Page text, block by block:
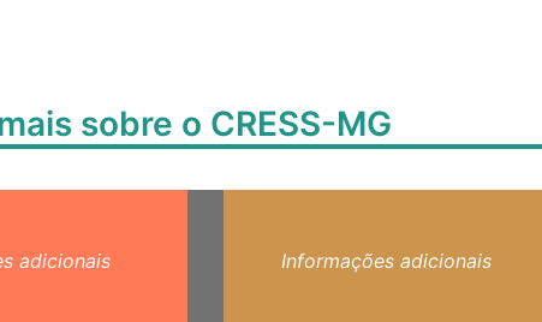
sobre o CRESS-MG
adicionais Informações adicionais